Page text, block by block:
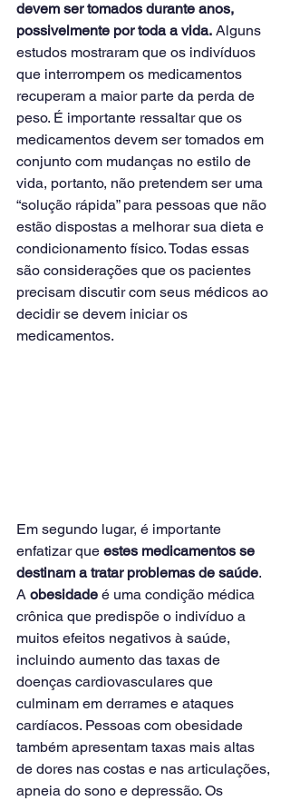
devem ser tomados durante anos,
possivelmente por toda a vida. Alguns
estudos mostraram que os indivíduos
que interrompem os medicamentos
recuperam a maior parte da perda de
peso. É importante ressaltar que os
medicamentos devem ser tomados em
conjunto com mudanças no estilo de
vida, portanto, não pretendem ser uma
“solução rápida” para pessoas que não
estão dispostas a melhorar sua dieta e
condicionamento físico. Todas essas
são considerações que os pacientes
precisam discutir com seus médicos ao
decidir se devem iniciar os
medicamentos.
Em segundo lugar, é importante
enfatizar que estes medicamentos se
destinam a tratar problemas de saúde.
A obesidade é uma condição médica
crônica que predispõe o indivíduo a
muitos efeitos negativos à saúde,
incluindo aumento das taxas de
doenças cardiovasculares que
culminam em derrames e ataques
cardíacos. Pessoas com obesidade
também apresentam taxas mais altas
de dores nas costas e nas articulações,
apneia do sono e depressão. Os